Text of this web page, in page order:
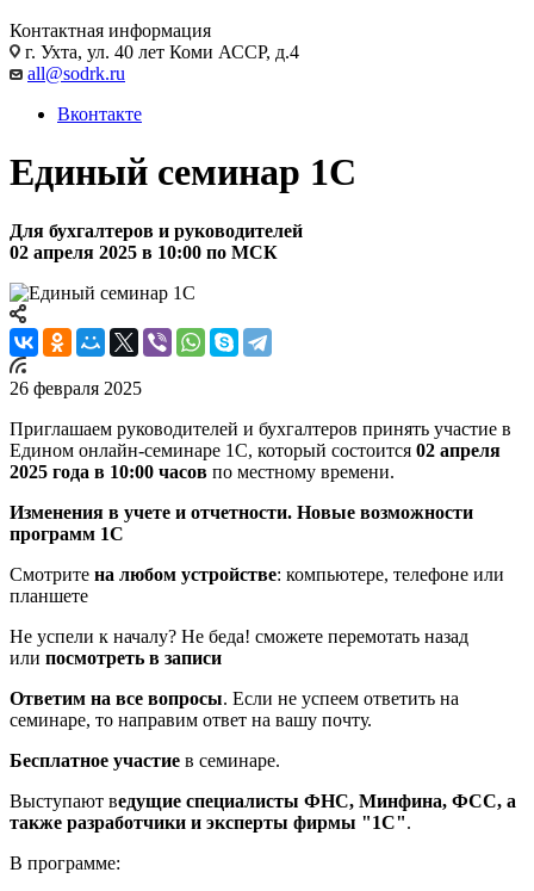
Контактная информация
г. Ухта, ул. 40 лет Коми АССР, д.4
all@sodrk.ru
Вконтакте
Единый семинар 1С
Для бухгалтеров и руководителей
02 апреля 2025 в 10:00 по МСК
26 февраля 2025
Приглашаем руководителей и бухгалтеров принять участие в
Едином онлайн-семинаре 1С, который состоится 02 апреля
2025 года в 10:00 часов по местному времени.
Изменения в учете и отчетности. Новые возможности
программ 1С
Смотрите на любом устройстве: компьютере, телефоне или
планшете
Не успели к началу? Не беда! сможете перемотать назад
или посмотреть в записи
Ответим на все вопросы. Если не успеем ответить на
семинаре, то направим ответ на вашу почту.
Бесплатное участие в семинаре.
Выступают ведущие специалисты ФНС, Минфина, ФСС, а
также разработчики и эксперты фирмы "1С".
В программе: